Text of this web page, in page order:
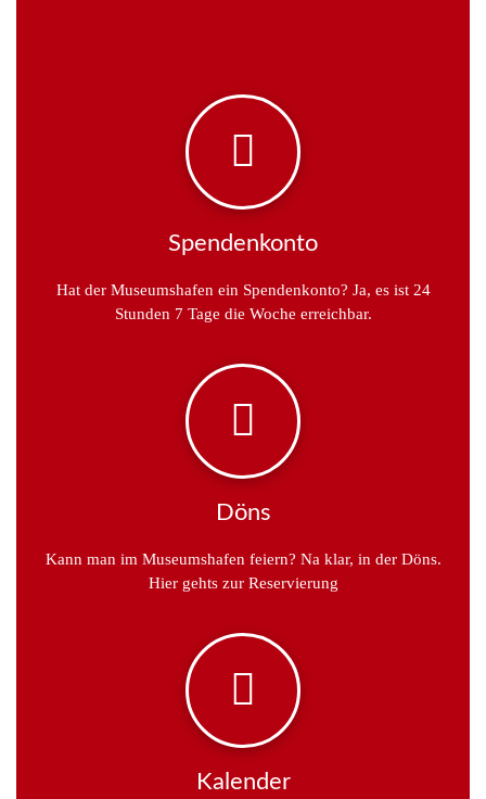
Spendenkonto
Hat der Museumshafen ein Spendenkonto? Ja, es ist 24
Stunden 7 Tage die Woche erreichbar.
Döns
Kann man im Museumshafen feiern? Na klar, in der Döns.
Hier gehts zur Reservierung
Kalender